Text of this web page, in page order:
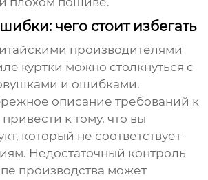
чего стоит избегать
производителями
куртки можно столкнуться с
и ошибками.
описание требований к
к тому, что вы
который не соответствует
Недостаточный контроль
производства может